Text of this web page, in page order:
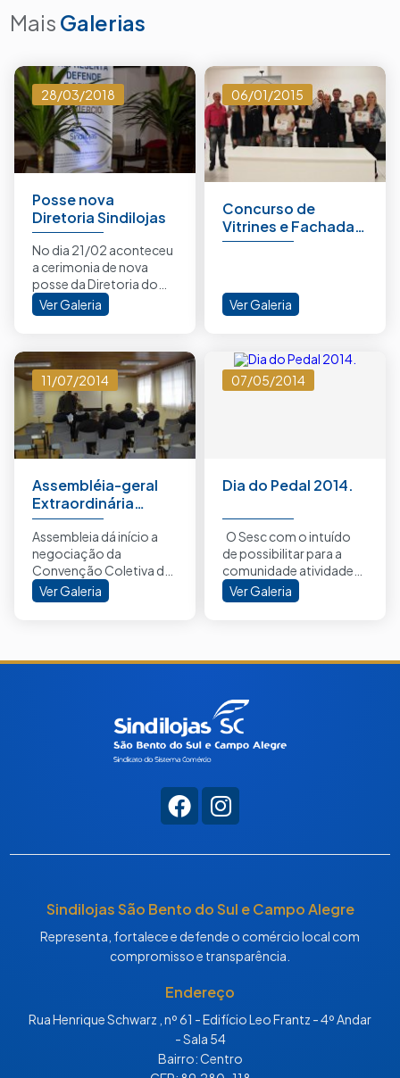
Mais Galerias
28/03/2018
Posse nova
Diretoria Sindilojas
No dia 21/02 aconteceu
a cerimonia de nova
posse da Diretoria do
Sindilojas de São Bento
do Sul e Campo Alegre.
Ver Galeria
06/01/2015
Concurso de
Vitrines e Fachadas
Natal Luz 2015.
Ver Galeria
11/07/2014
Assembléia-geral
Extraordinária
09/07/2014
Assembleia dá início a
negociação da
Convenção Coletiva de
Trabalho 2014/2015
bem como...
Ver Galeria
07/05/2014
Dia do Pedal 2014.
O Sesc com o intuído
de possibilitar para a
comunidade atividades
de lazer, saúde, cultura e
educação,...
Ver Galeria
Sindilojas São Bento do Sul e Campo Alegre
Representa, fortalece e defende o comércio local com
compromisso e transparência.
Endereço
Rua Henrique Schwarz , nº 61 - Edifício Leo Frantz - 4º Andar
- Sala 54
Bairro: Centro